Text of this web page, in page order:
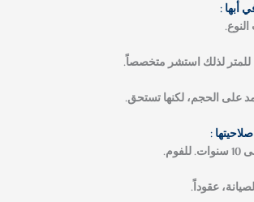
أبها :
على الحجم، لكنها تستحق.
:
عقوداً.